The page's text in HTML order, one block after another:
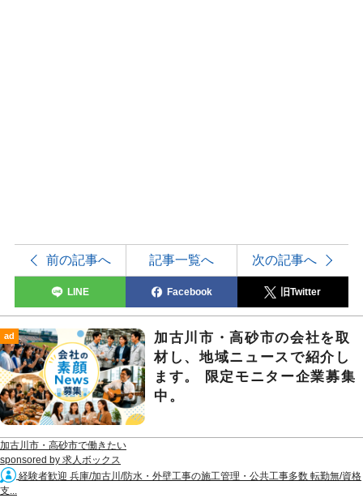
前の記事へ 記事一覧へ 次の記事へ
LINE Facebook 旧Twitter
ad
加古川市・高砂市の会社を取
材し、地域ニュースで紹介し
ます。 限定モニター企業募集
中。
加古川市・高砂市で働きたい
sponsored by 求人ボックス
経験者歓迎 兵庫/加古川/防水・外壁工事の施工管理・公共工事多数 転勤無/資格
支...